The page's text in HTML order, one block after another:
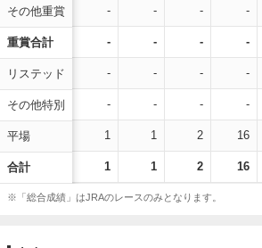
その他重賞
重賞合計
リステッド
その他特別
平場
合計
- - - -
- - - -
- - - -
- - - -
1 1 2 16
1 1 2 16
※「総合成績」はJRAのレースのみとなります。